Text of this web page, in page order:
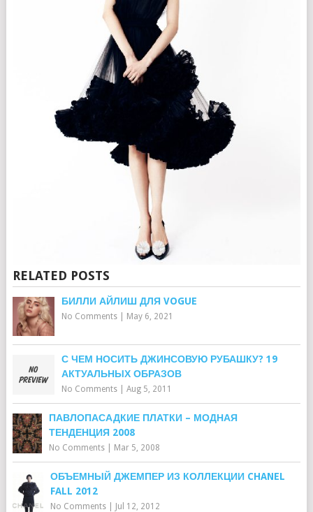
RELATED POSTS
БИЛЛИ АЙЛИШ ДЛЯ VOGUE
No Comments| May 6, 2021
С ЧЕМ НОСИТЬ ДЖИНСОВУЮ РУБАШКУ? 19
АКТУАЛЬНЫХ ОБРАЗОВ
No Comments| Aug 5, 2011
ПАВЛОПАСАДКИЕ ПЛАТКИ – МОДНАЯ
ТЕНДЕНЦИЯ 2008
No Comments| Mar 5, 2008
ОБЪЕМНЫЙ ДЖЕМПЕР ИЗ КОЛЛЕКЦИИ CHANEL
FALL 2012
No Comments| Jul 12, 2012